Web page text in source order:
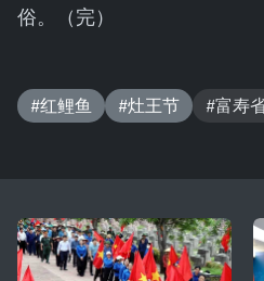
俗。（完）
#红鲤鱼 #灶王节 #富寿